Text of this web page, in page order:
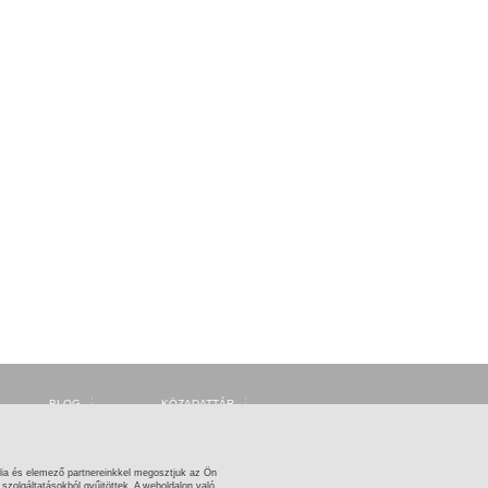
és elemező partnereinkkel megosztjuk az Ön
gyűjtöttek. A weboldalon való
KÖZADATTÁR
OSZK ZENEMŰTÁR
BLOG